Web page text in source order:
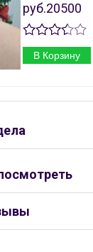
руб.20500
В Корзину